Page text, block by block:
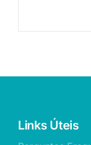
Links Úteis